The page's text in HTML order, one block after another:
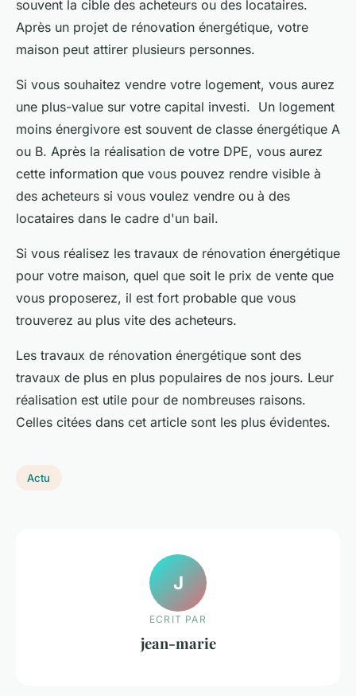
souvent la cible des acheteurs ou des locataires.
Après un projet de rénovation énergétique, votre
maison peut attirer plusieurs personnes.
Si vous souhaitez vendre votre logement, vous aurez
une plus-value sur votre capital investi. Un logement
moins énergivore est souvent de classe énergétique A
ou B. Après la réalisation de votre DPE, vous aurez
cette information que vous pouvez rendre visible à
des acheteurs si vous voulez vendre ou à des
locataires dans le cadre d'un bail.
Si vous réalisez les travaux de rénovation énergétique
pour votre maison, quel que soit le prix de vente que
vous proposerez, il est fort probable que vous
trouverez au plus vite des acheteurs.
Les travaux de rénovation énergétique sont des
travaux de plus en plus populaires de nos jours. Leur
réalisation est utile pour de nombreuses raisons.
Celles citées dans cet article sont les plus évidentes.
Actu
J
ECRIT PAR
jean-marie